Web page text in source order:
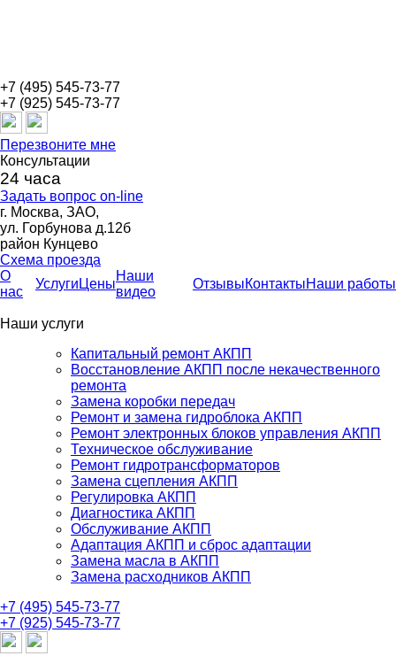
+7 (495) 545-73-77
+7 (925) 545-73-77
Перезвоните мне
Консультации
24 часа
Задать вопрос on-line
г. Москва, ЗАО,
ул. Горбунова д.12б
район Кунцево
Схема проезда
О
нас
Услуги Цены
Наши
видео
ОтзывыКонтактыНаши работы
Наши услуги
Капитальный ремонт АКПП
Восстановление АКПП после некачественного
ремонта
Замена коробки передач
Ремонт и замена гидроблока АКПП
Ремонт электронных блоков управления АКПП
Техническое обслуживание
Ремонт гидротрансформаторов
Замена сцепления АКПП
Регулировка АКПП
Диагностика АКПП
Обслуживание АКПП
Адаптация АКПП и сброс адаптации
Замена масла в АКПП
Замена расходников АКПП
+7 (495) 545-73-77
+7 (925) 545-73-77